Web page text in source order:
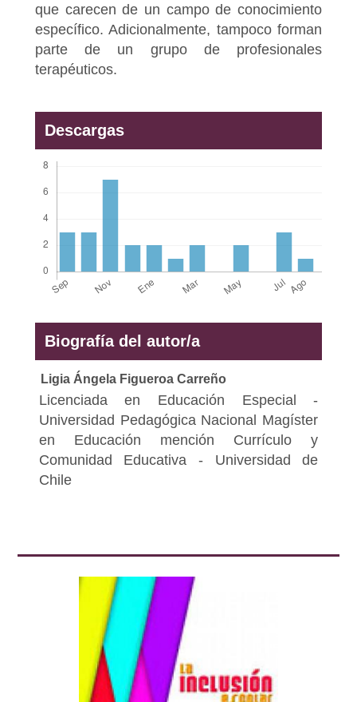
que carecen de un campo de conocimiento
específico. Adicionalmente, tampoco forman
parte de un grupo de profesionales
terapéuticos.
Descargas
Biografía del autor/a
Ligia Ángela Figueroa Carreño
Licenciada en Educación Especial -
Universidad Pedagógica Nacional Magíster
en Educación mención Currículo y
Comunidad Educativa - Universidad de
Chile